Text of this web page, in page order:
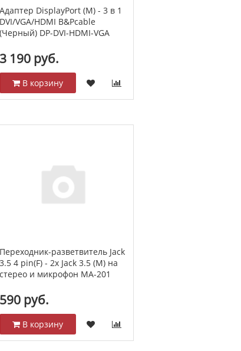
Адаптер DisplayPort (M) - 3 в 1
DVI/VGA/HDMI B&Pcable
(Черный) DP-DVI-HDMI-VGA
3 190 руб.
В корзину
Переходник-разветвитель Jack
3.5 4 pin(F) - 2x Jack 3.5 (M) на
стерео и микрофон MA-201
590 руб.
В корзину